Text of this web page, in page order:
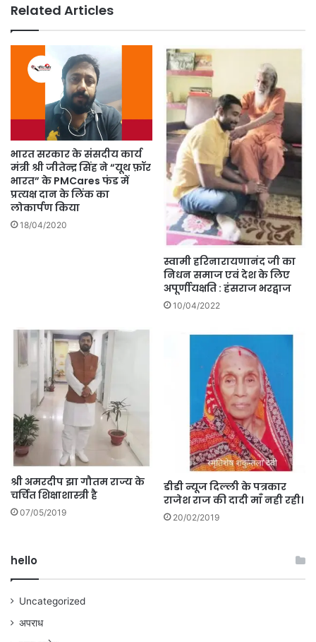
Related Articles
भारत सरकार के संसदीय कार्य
मंत्री श्री जीतेन्द्र सिंह ने “यूथ फ़ॉर
भारत” के PMCares फंड में
प्रत्यक्ष दान के लिंक का
लोकार्पण किया
18/04/2020
स्वामी हरिनारायणानंद जी का
निधन समाज एवं देश के लिए
अपूर्णीयक्षति : हंसराज भरद्वाज
10/04/2022
श्री अमरदीप झा गौतम राज्य के
चर्चित शिक्षाशास्त्री है
07/05/2019
डीडी न्यूज दिल्ली के पत्रकार
राजेश राज की दादी माँ नही रही।
20/02/2019
hello
Uncategorized
अपराध